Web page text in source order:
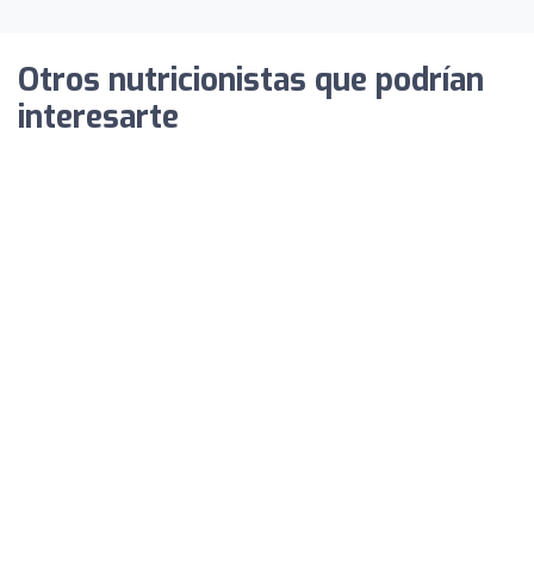
Otros nutricionistas que podrían
interesarte